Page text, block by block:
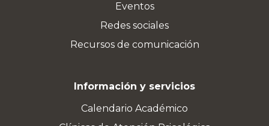
Eventos
Redes sociales
Recursos de comunicación
Información y servicios
Calendario Académico